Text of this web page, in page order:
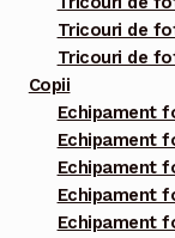
Tricouri de
Tricouri de
Copii
Echipament
Echipament
Echipament
Echipament
Echipament